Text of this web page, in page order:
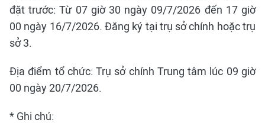
đặt trước: Từ 07 giờ 30 ngày 09/7/2026 đến 17 giờ
00 ngày 16/7/2026. Đăng ký tại trụ sở chính hoặc trụ
sở 3.
Địa điểm tổ chức: Trụ sở chính Trung tâm lúc 09 giờ
00 ngày 20/7/2026.
* Ghi chú: